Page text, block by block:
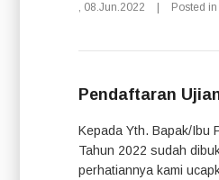
, 08.Jun.2022 Posted in
Pendaftaran
Kepada Yth. Bapak/Ibu
Tahun 2022 sudah
perhatiannya kami